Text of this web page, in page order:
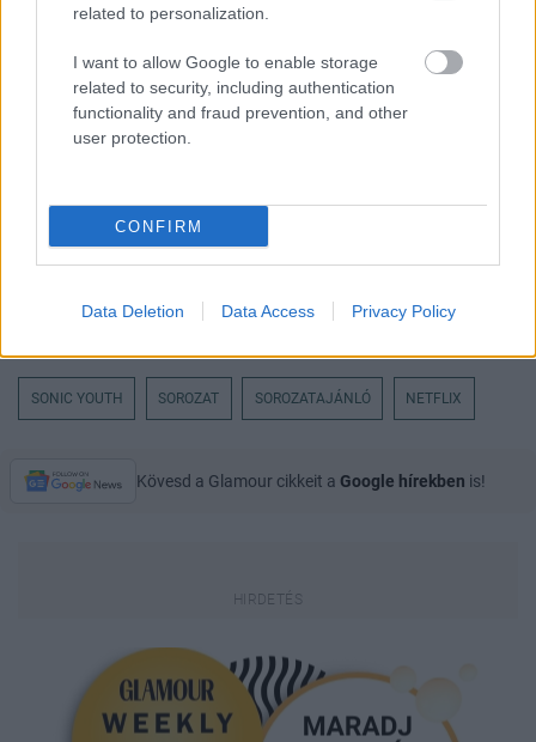
related to personalization.
I want to allow Google to enable storage
related to security, including authentication
functionality and fraud prevention, and other
user protection.
CONFIRM
Data Deletion Data Access Privacy Policy
keresőben könnyebben megtaláld a
glamour.hu cikkeit
SONIC YOUTH SOROZAT SOROZATAJÁNLÓ NETFLIX
Kövesd a Glamour cikkeit a Google hírekben is!